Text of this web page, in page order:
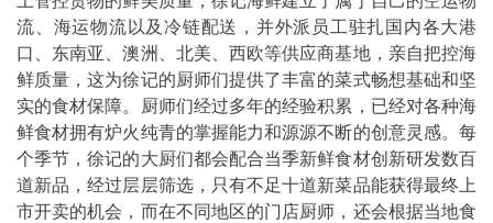
流、海运物流以及冷链配送，并外派员工驻扎国内各大港
口、东南亚、澳洲、北美、西欧等供应商基地，亲自把控海
鲜质量，这为徐记的厨师们提供了丰富的菜式畅想基础和坚
实的食材保障。厨师们经过多年的经验积累，已经对各种海
鲜食材拥有炉火纯青的掌握能力和源源不断的创意灵感。每
个季节，徐记的大厨们都会配合当季新鲜食材创新研发数百
道新品，经过层层筛选，只有不足十道新菜品能获得最终上
市开卖的机会，而在不同地区的门店厨师，还会根据当地食